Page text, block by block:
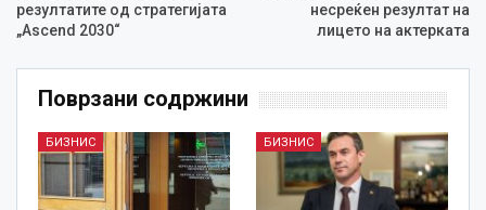
резултатите од стратегијата
„Ascend 2030“
несреќен резултат на
лицето на актерката
Поврзани содржини
БИЗНИС БИЗНИС